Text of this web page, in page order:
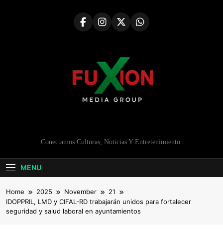
Conectamos Culturas, Noticias Y Entretenimiento.
MENU
Home 2025 November
21
IDOPPRIL, LMD y CIFAL-RD trabajarán unidos para fortalecer
seguridad y salud laboral en ayuntamientos